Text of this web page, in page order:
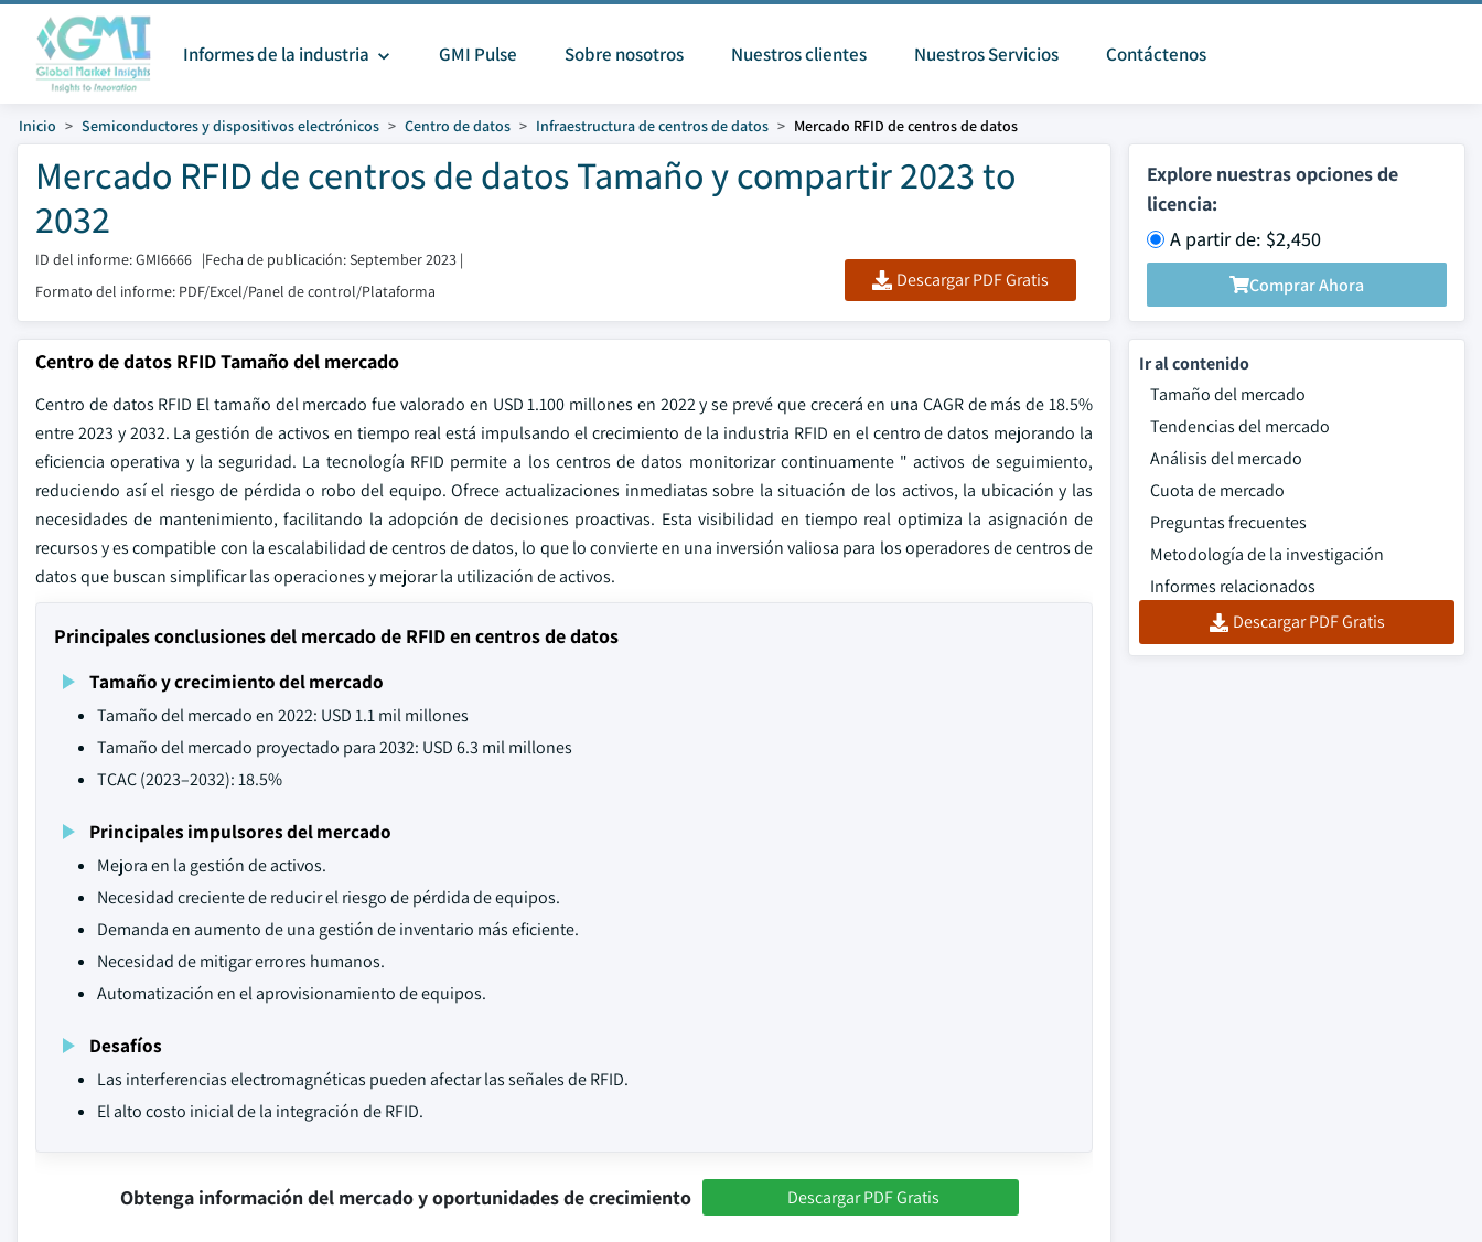
Informes de la industria GMI Pulse Sobre nosotros Nuestros clientes Nuestros Servicios Contáctenos
Inicio Semiconductores y dispositivos electrónicos Centro de datos Infraestructura de centros de datos Mercado RFID de centros de datos
Mercado RFID de centros de datos Tamaño y compartir 2023 to
2032
ID del informe: GMI6666 |Fecha de publicación: September 2023 |
Formato del informe: PDF/Excel/Panel de control/Plataforma
Descargar PDF Gratis
Explore nuestras opciones de
licencia:
A partir de: $2,450
Comprar Ahora
Centro de datos RFID Tamaño del mercado
Centro de datos RFID El tamaño del mercado fue valorado en USD 1.100 millones en 2022 y se prevé que crecerá en una CAGR de más de 18.5%
entre 2023 y 2032. La gestión de activos en tiempo real está impulsando el crecimiento de la industria RFID en el centro de datos mejorando la
eficiencia operativa y la seguridad. La tecnología RFID permite a los centros de datos monitorizar continuamente " activos de seguimiento,
reduciendo así el riesgo de pérdida o robo del equipo. Ofrece actualizaciones inmediatas sobre la situación de los activos, la ubicación y las
necesidades de mantenimiento, facilitando la adopción de decisiones proactivas. Esta visibilidad en tiempo real optimiza la asignación de
recursos y es compatible con la escalabilidad de centros de datos, lo que lo convierte en una inversión valiosa para los operadores de centros de
datos que buscan simplificar las operaciones y mejorar la utilización de activos.
Principales conclusiones del mercado de RFID en centros de datos
Tamaño y crecimiento del mercado
Tamaño del mercado en 2022: USD 1.1 mil millones
Tamaño del mercado proyectado para 2032: USD 6.3 mil millones
TCAC (2023–2032): 18.5%
Principales impulsores del mercado
Mejora en la gestión de activos.
Necesidad creciente de reducir el riesgo de pérdida de equipos.
Demanda en aumento de una gestión de inventario más eficiente.
Necesidad de mitigar errores humanos.
Automatización en el aprovisionamiento de equipos.
Desafíos
Las interferencias electromagnéticas pueden afectar las señales de RFID.
El alto costo inicial de la integración de RFID.
Obtenga información del mercado y oportunidades de crecimiento Descargar PDF Gratis
Ir al contenido
Tamaño del mercado
Tendencias del mercado
Análisis del mercado
Cuota de mercado
Preguntas frecuentes
Metodología de la investigación
Informes relacionados
Descargar PDF Gratis